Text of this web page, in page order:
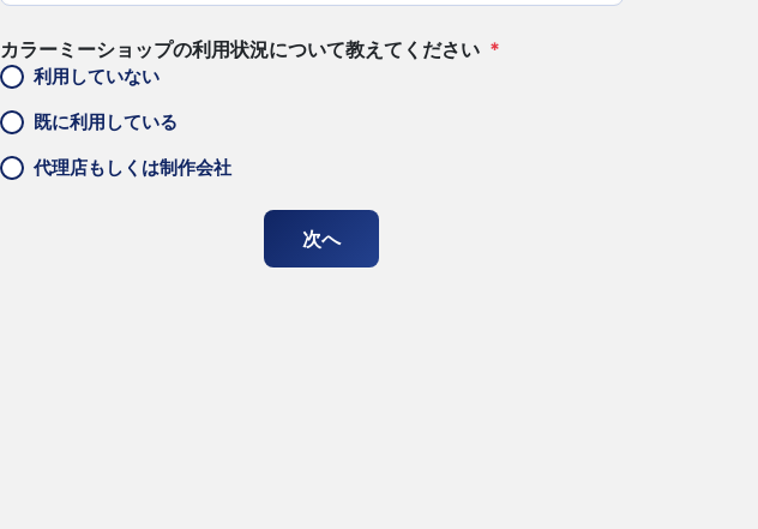
カラーミーショップの利用状況について教えてください *
利用していない
既に利用している
代理店もしくは制作会社